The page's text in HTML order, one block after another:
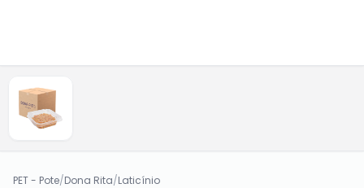
PET - Pote/Dona Rita/Laticínio